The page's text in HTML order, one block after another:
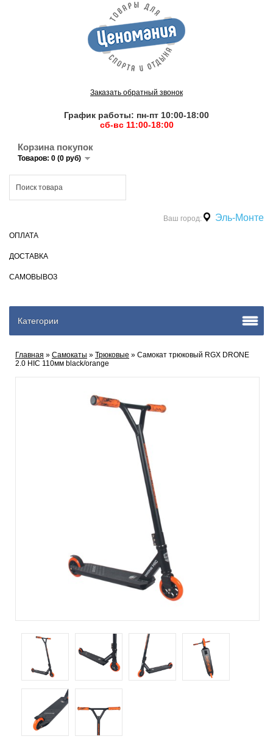
Заказать обратный звонок
График работы: пн-пт 10:00-18:00
сб-вс 11:00-18:00
Корзина покупок
Товаров: 0 (0 руб)
Ваш город: Эль-Монте
ОПЛАТА
ДОСТАВКА
САМОВЫВОЗ
Категории
Главная » Самокаты » Трюковые » Самокат трюковый RGX DRONE
2.0 HIC 110мм black/orange